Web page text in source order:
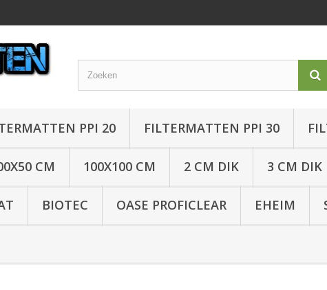
PPI 20 FILTERMATTEN PPI 30
CM 100X100 CM 2 CM DIK 3 CM DIK
BIOTEC OASE PROFICLEAR EHEIM